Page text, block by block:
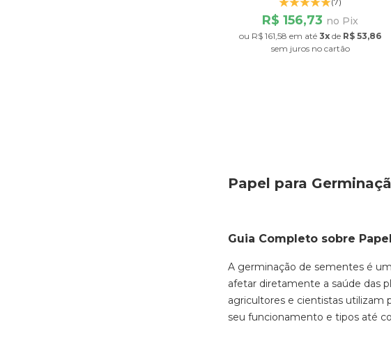
R$ 156,73 no Pix
ou R$ 161,58 em até3x de R$ 53,86
sem jurosno cartão
Papel para
Guia Completo sobre
A germinação de sementes é
afetar diretamente a saúde das
agricultores e cientistas utilizam
seu funcionamento e tipos até